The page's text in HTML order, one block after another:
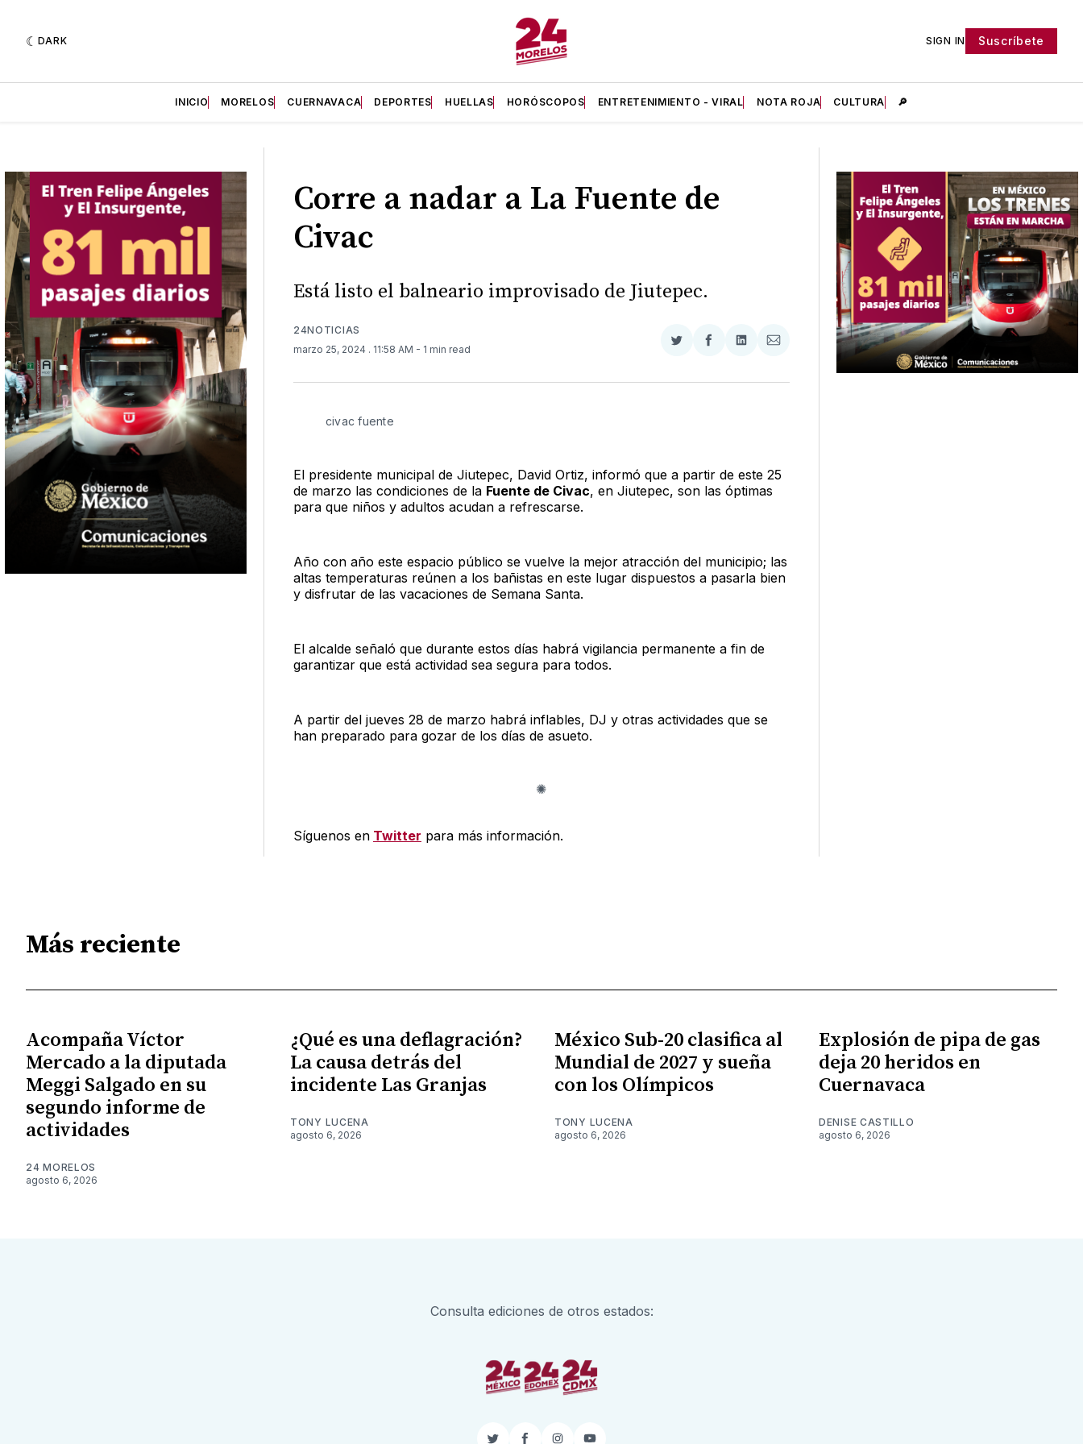
DARK SIGN IN Suscríbete
INICIO MORELOS CUERNAVACA DEPORTES HUELLAS HORÓSCOPOS ENTRETENIMIENTO - VIRAL NOTA ROJA CULTURA 🔎
Corre a nadar a La Fuente de
Civac
Está listo el balneario improvisado de Jiutepec.
24NOTICIAS
marzo 25, 2024 . 11:58 AM - 1 min read
Compartir
Twitter
Compartir
Facebook
Compartir
LinkedIn
Compartir
Email
civac fuente
El presidente municipal de Jiutepec, David Ortiz, informó que a partir de este 25
de marzo las condiciones de la Fuente de Civac, en Jiutepec, son las óptimas
para que niños y adultos acudan a refrescarse.
Año con año este espacio público se vuelve la mejor atracción del municipio; las
altas temperaturas reúnen a los bañistas en este lugar dispuestos a pasarla bien
y disfrutar de las vacaciones de Semana Santa.
El alcalde señaló que durante estos días habrá vigilancia permanente a fin de
garantizar que está actividad sea segura para todos.
A partir del jueves 28 de marzo habrá inflables, DJ y otras actividades que se
han preparado para gozar de los días de asueto.
Síguenos en Twitter para más información.
Más reciente
Acompaña Víctor
Mercado a la diputada
Meggi Salgado en su
segundo informe de
actividades
24 MORELOS
agosto 6, 2026
¿Qué es una deflagración?
La causa detrás del
incidente Las Granjas
TONY LUCENA
agosto 6, 2026
México Sub-20 clasifica al
Mundial de 2027 y sueña
con los Olímpicos
TONY LUCENA
agosto 6, 2026
Explosión de pipa de gas
deja 20 heridos en
Cuernavaca
DENISE CASTILLO
agosto 6, 2026
Consulta ediciones de otros estados: